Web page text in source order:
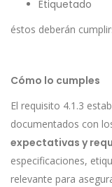
Etiquetado
éstos deberán
Cómo lo cumples
El requisito 4.1.3
documentados con
expectativas y
especificaciones,
relevante para